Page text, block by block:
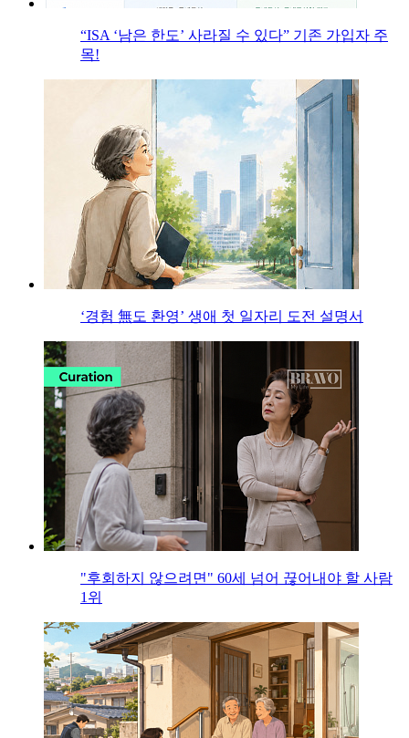
“ISA ‘남은 한도’ 사라질 수 있다” 기존 가입자 주
목!
‘경험 無도 환영’ 생애 첫 일자리 도전 설명서
"후회하지 않으려면" 60세 넘어 끊어내야 할 사람
1위